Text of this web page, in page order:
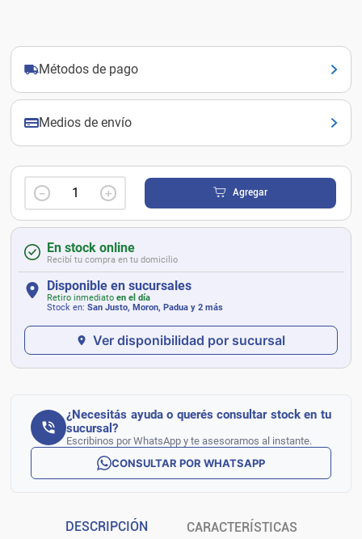
Métodos de pago
Medios de envío
＋
－ Agregar
En stock online
Recibí tu compra en tu domicilio
Disponible en sucursales
Retiro inmediato en el día
Stock en: San Justo, Moron, Padua y 2 más
Ver disponibilidad por sucursal
¿Necesitás ayuda o querés consultar stock en tu
sucursal?
Escribinos por WhatsApp y te asesoramos al instante.
CONSULTAR POR WHATSAPP
DESCRIPCIÓN CARACTERÍSTICAS